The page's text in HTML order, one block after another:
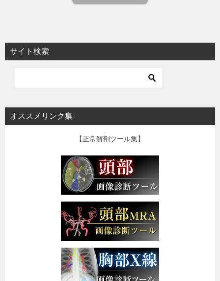
サイト検索
オススメリンク集
【正常解剖ツール集】